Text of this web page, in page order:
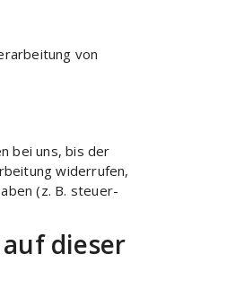
von
bei uns, bis der
widerrufen,
(z. B. steuer-
dieser